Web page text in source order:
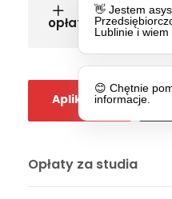
Absolwenci
opłaty wpisowej
Aplikuj
Opłaty za studia
👋 Jestem
Lublinie i wiem
😊 Chętnie
informacje.